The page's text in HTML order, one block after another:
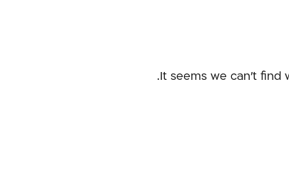
It seems we can't find